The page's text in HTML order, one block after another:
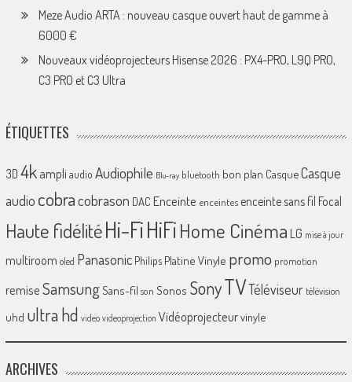
Meze Audio ARTA : nouveau casque ouvert haut de gamme à
6000 €
Nouveaux vidéoprojecteurs Hisense 2026 : PX4-PRO, L9Q PRO,
C3 PRO et C3 Ultra
ÉTIQUETTES
3D 4k ampliaudio Audiophile Blu-ray bluetooth bon plan CasqueCasque
audio cobracobrason DAC Enceinte enceintes enceinte sans fil Focal
Haute fidélitéHi-FiHiFiHome Cinéma LG mise à jour
multiroom oled Panasonic Philips Platine Vinyle promo promotion
remiseSamsungSans-fil son Sonos SonyTVTéléviseur télévision
uhd ultra hd video videoprojection Vidéoprojecteurvinyle
ARCHIVES